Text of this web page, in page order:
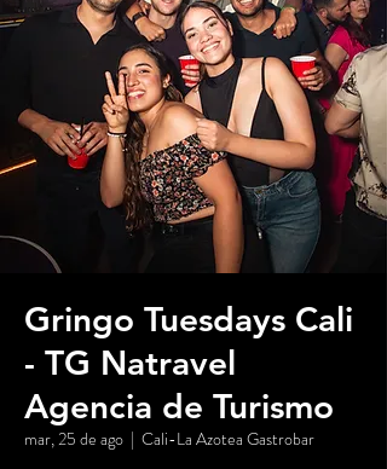
Gringo Tuesdays Cali
- TG Natravel
Agencia de Turismo
mar, 25 de ago
  |
Cali-La Azotea Gastrobar